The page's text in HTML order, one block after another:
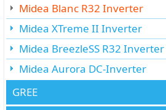
Midea Blanc R32 Inverter
Midea XTreme II Inverter
Midea BreezleSS R32 Inverter
Midea Aurora DC-Inverter
GREE